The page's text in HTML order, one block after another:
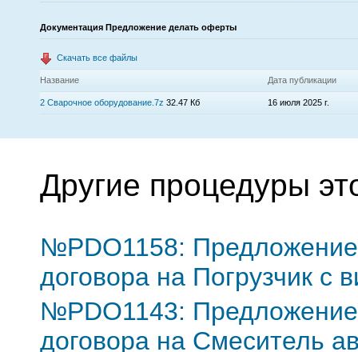
Документация Предложение делать оферты
Скачать все файлы
Название Дата публикации
2 Сварочное оборудование.7z 32.47 Кб 16 июля 2025 г.
Другие процедуры
№PDO1158:
договора на Погрузчик с
№PDO1143:
договора на Смеситель